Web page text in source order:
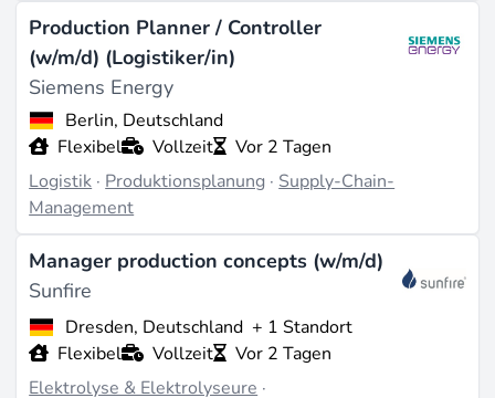
Im deutschsprachigen Raum liegen viele Jobs auf
Rejobs in Sachsen:Sunfire
skaliert die Elektrolyseur-
Fertigung in Dresden hoch,
fährt Superkondensator- und Batterielinien in Leipzig
und Markranstädt, und Siemens-Standorte stützen die
Windindustrie. International sind US-PV-Hersteller
Silfab Solarin Fort Mill und Burlington sowie
Canadian Solarin Texas und Indiana stark vertreten,
dazuVestasim dänischen Nakskov mit deutsch-
englischen Schichten.
Worin sich Produktionsplaner hier
unterscheiden
Production Planner / Controller
(w/m/d) (Logistiker/in)
Siemens Energy
Berlin, Deutschland
Flexibel
Vollzeit
Vor 2 Tagen
Logistik · Produktionsplanung · Supply-Chain-
Management
Manager production concepts (w/m/d)
Sunfire
Dresden, Deutschland + 1 Standort
Flexibel
Vollzeit
Vor 2 Tagen
Elektrolyse & Elektrolyseure·